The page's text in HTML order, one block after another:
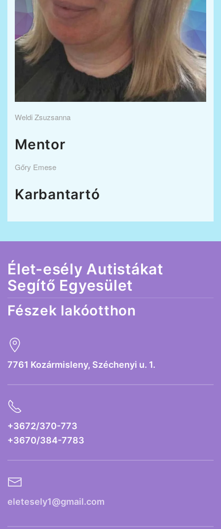
Weldi Zsuzsanna
Mentor
Gőry Emese
Karbantartó
Élet-esély Autistákat
Segítő Egyesület
Fészek lakóotthon
7761 Kozármisleny, Széchenyi u. 1.
+3672/370-773
+3670/384-7783
eletesely1@gmail.com